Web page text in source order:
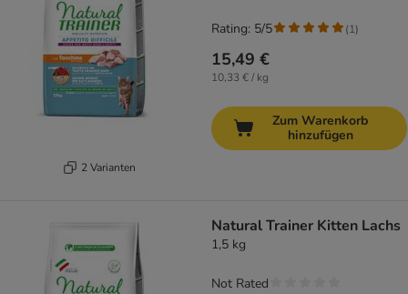
2 Varianten
15,49 €
10,33 € / kg
Rating: 5/5 (1)
Zum Warenkorb
hinzufügen
Natural Trainer Kitten Lachs
1,5 kg
Not Rated